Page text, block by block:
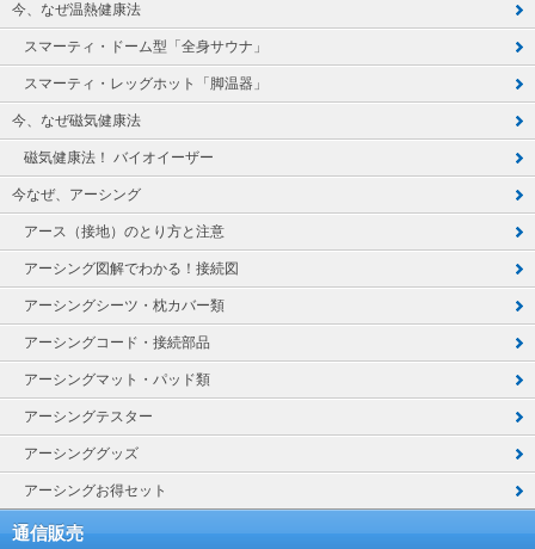
今、なぜ温熱健康法
スマーティ・ドーム型「全身サウナ」
スマーティ・レッグホット「脚温器」
今、なぜ磁気健康法
磁気健康法！ バイオイーザー
今なぜ、アーシング
アース（接地）のとり方と注意
アーシング図解でわかる！接続図
アーシングシーツ・枕カバー類
アーシングコード・接続部品
アーシングマット・パッド類
アーシングテスター
アーシンググッズ
アーシングお得セット
通信販売